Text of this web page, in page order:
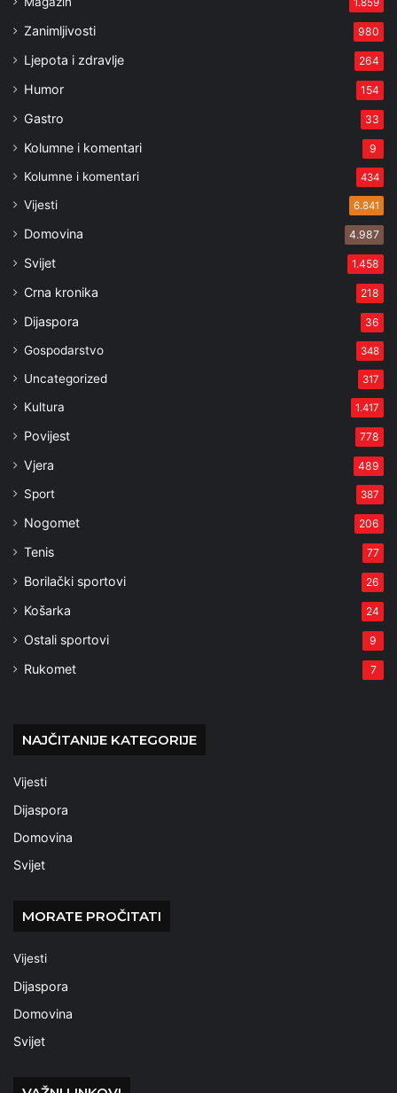
1.859
Zanimljivosti 980
Ljepota i zdravlje 264
Humor 154
Gastro 33
Kolumne i komentari 9
Kolumne i komentari 434
Vijesti 6.841
Domovina 4.987
Svijet 1.458
Crna kronika 218
Dijaspora 36
Gospodarstvo 348
Uncategorized 317
Kultura 1.417
Povijest 778
Vjera 489
Sport 387
Nogomet 206
Tenis 77
Borilački sportovi 26
Košarka 24
Ostali sportovi 9
Rukomet 7
NAJČITANIJE KATEGORIJE
Vijesti
Dijaspora
Domovina
Svijet
MORATE PROČITATI
Vijesti
Dijaspora
Domovina
Svijet